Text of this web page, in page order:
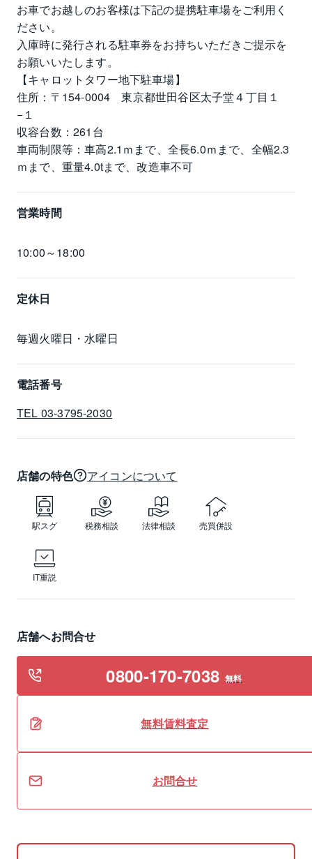
お車でお越しのお客様は下記の提携駐車場をご利用く
ださい。
入庫時に発行される駐車券をお持ちいただきご提示を
お願いいたします。
【キャロットタワー地下駐車場】
住所：〒154-0004　東京都世田谷区太子堂４丁目１
−１
収容台数：261台
車両制限等：車高2.1ｍまで、全長6.0ｍまで、全幅2.3
ｍまで、重量4.0tまで、改造車不可
営業時間
10:00～18:00
定休日
毎週火曜日・水曜日
電話番号
TEL 03-3795-2030
店舗の特色 アイコンについて
駅スグ 税務相談 法律相談 売買併設
IT重説
店舗へお問合せ
0800-170-7038 無料
無料賃料査定
お問合せ